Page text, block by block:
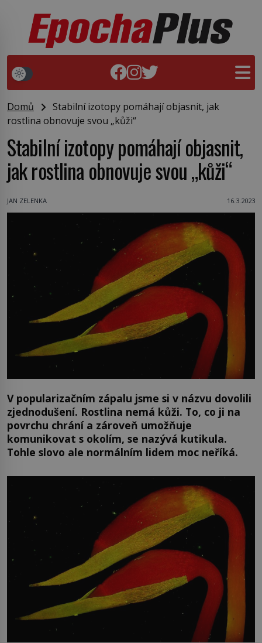
Domů
Stabilní izotopy pomáhají objasnit, jak
rostlina obnovuje svou „kůži“
Stabilní izotopy pomáhají objasnit,
jak rostlina obnovuje svou „kůži“
JAN ZELENKA 16.3.2023
V popularizačním zápalu jsme si v názvu dovolili
zjednodušení. Rostlina nemá kůži. To, co ji na
povrchu chrání a zároveň umožňuje
komunikovat s okolím, se nazývá kutikula.
Tohle slovo ale normálním lidem moc neříká.